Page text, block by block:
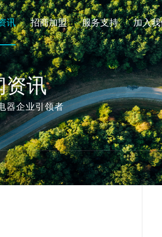
讯 招商加盟 服务支持 加入
新闻资讯
国爱头条
行业资讯
招商加盟
加盟条件
加盟优势
加盟支持
渠道规划与终
加盟流程
资讯
器企业引领者